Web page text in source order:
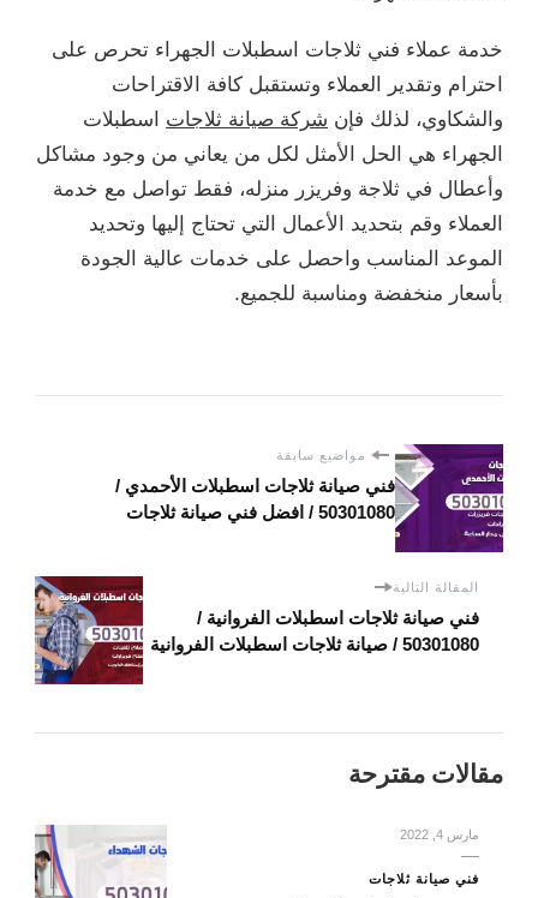
خدمة عملاء فني ثلاجات اسطبلات الجهراء تحرص على
احترام وتقدير العملاء وتستقبل كافة الاقتراحات
والشكاوي، لذلك فإن شركة صيانة ثلاجات اسطبلات
الجهراء هي الحل الأمثل لكل من يعاني من وجود مشاكل
وأعطال في ثلاجة وفريزر منزله، فقط تواصل مع خدمة
العملاء وقم بتحديد الأعمال التي تحتاج إليها وتحديد
الموعد المناسب واحصل على خدمات عالية الجودة
بأسعار منخفضة ومناسبة للجميع.
مواضيع سابقة
فني صيانة ثلاجات اسطبلات الأحمدي /
50301080 / افضل فني صيانة ثلاجات
المقالة التالية
فني صيانة ثلاجات اسطبلات الفروانية /
50301080 / صيانة ثلاجات اسطبلات الفروانية
مقالات مقترحة
مارس 4, 2022
فني صيانة ثلاجات